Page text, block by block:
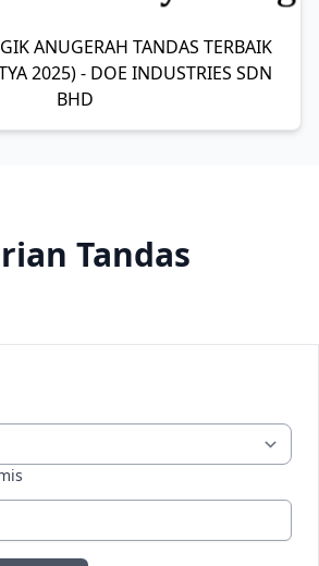
ANUGERAH TANDAS TERBAIK
2025) - DOE INDUSTRIES SDN
BHD
Tandas